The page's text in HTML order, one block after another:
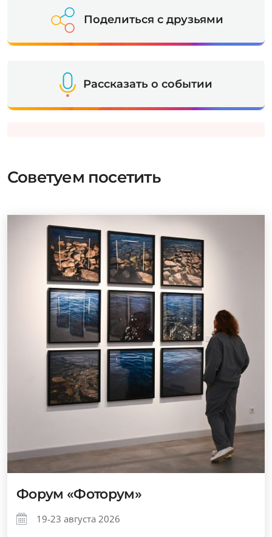
Поделиться с друзьями
Рассказать о событии
Советуем посетить
Форум «Фоторум»
19-23 августа 2026